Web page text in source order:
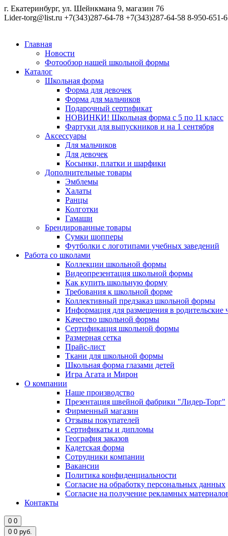
г. Екатеринбург, ул. Шейнкмана 9, магазин 76
Lider-torg@list.ru +7(343)287-64-78 +7(343)287-64-58 8-950-651-
Главная
Новости
Фотообзор нашей школьной формы
Каталог
Школьная форма
Форма для девочек
Форма для мальчиков
Подарочный сертификат
НОВИНКИ! Школьная форма с 5 по 11 класс
Фартуки для выпускников и на 1 сентября
Аксессуары
Для мальчиков
Для девочек
Косынки, платки и шарфики
Дополнительные товары
Эмблемы
Халаты
Ранцы
Колготки
Гамаши
Брендированные товары
Сумки шопперы
Футболки с логотипами учебных заведений
Работа со школами
Коллекции школьной формы
Видеопрезентация школьной формы
Как купить школьную форму
Требования к школьной форме
Коллективный предзаказ школьной формы
Информация для размещения в родительские
Качество школьной формы
Сертификация школьной формы
Размерная сетка
Прайс-лист
Ткани для школьной формы
Школьная форма глазами детей
Игра Агата и Мирон
О компании
Наше производство
Презентация швейной фабрики "Лидер-Торг"
Фирменный магазин
Отзывы покупателей
Сертификаты и дипломы
География заказов
Кадетская форма
Сотрудники компании
Вакансии
Политика конфиденциальности
Согласие на обработку персональных данных
Согласие на получение рекламных
Контакты
0 0
0 0 руб.